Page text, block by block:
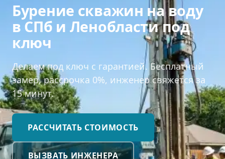
Бурение скважин на воду
в СПб и Ленобласти под
ключ
Делаем под ключ с гарантией. Бесплатный
замер, рассрочка 0%, инженер свяжется за
15 минут.
РАССЧИТАТЬ СТОИМОСТЬ
ВЫЗВАТЬ ИНЖЕНЕРА